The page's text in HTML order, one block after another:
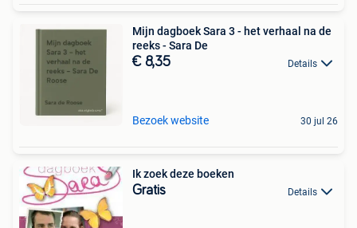
Mijn dagboek Sara 3 - het verhaal na de
reeks - Sara De
€ 8,35 Details
Bezoek website 30 jul 26
Ik zoek deze boeken
Gratis Details